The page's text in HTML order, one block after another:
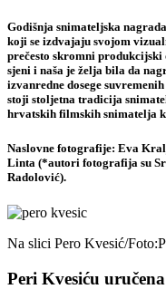
Godišnja snimateljska
koji se izdvajaju svojom
prečesto skromni
sjeni i naša je želja bila da
izvanredne dosege
stoji stoljetna tradicija
hrvatskih filmskih snimatelja
Naslovne fotografije: Eva
Linta (*autori fotografija su
Radolović).
Na slici Pero Kvesić/
Peri Kvesiću